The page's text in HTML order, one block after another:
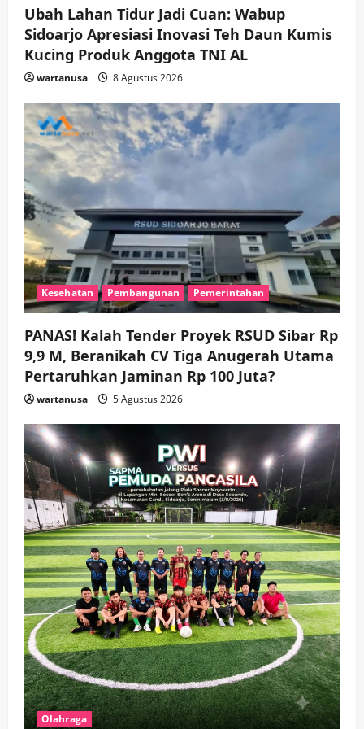
5
Pemkab Sidoarjo & Muhammadiyah
Sinergi Permudah Perizinan, Wakaf,
hingga Hibah
wartanusa
Ubah Lahan Tidur Jadi Cuan: Wabup
Sidoarjo Apresiasi Inovasi Teh Daun Kumis
Kucing Produk Anggota TNI AL
wartanusa 8 Agustus 2026
Kesehatan Pembangunan Pemerintahan
PANAS! Kalah Tender Proyek RSUD Sibar Rp
9,9 M, Beranikah CV Tiga Anugerah Utama
Pertaruhkan Jaminan Rp 100 Juta?
wartanusa 5 Agustus 2026
Olahraga